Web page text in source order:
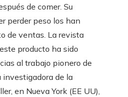
de comer. Su
perder peso los han
de ventas. La revista
producto ha sido
al trabajo pionero de
investigadora de la
en Nueva York (EE UU),